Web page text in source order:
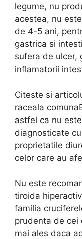
legume, nu
acestea, nu
de 4-5 ani,
gastrica si
sufera de ulcer,
inflamatorii
Citeste si
raceala
astfel ca nu
diagnosticate
proprietatile
celor care au
Nu este
tiroida
familia
prudenta de cei
mai ales daca